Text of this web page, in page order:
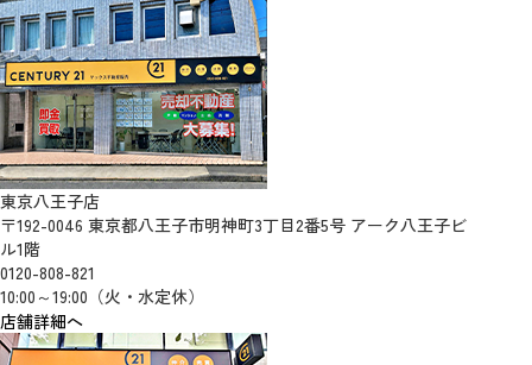
東京八王子店
〒192-0046 東京都八王子市明神町3丁目2番5号 アーク八王子ビ
ル1階
0120-808-821
10:00～19:00（火・水定休）
店舗詳細へ